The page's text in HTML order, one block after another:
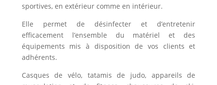
sportives, en extérieur comme en intérieur.
Elle permet de désinfecter et d’entretenir
efficacement l’ensemble du matériel et des
équipements mis à disposition de vos clients et
adhérents.
Casques de vélo, tatamis de judo, appareils de